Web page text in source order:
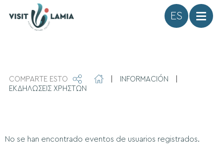
Idioma
COMPARTE ESTO INFORMACIÓN
ΕΚΔΗΛΩΣΕΙΣ ΧΡΗΣΤΩΝ
No se han encontrado eventos de usuarios registrados.